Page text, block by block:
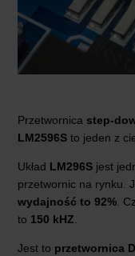
Przetwornica step-
LM2596S to jeden z
Układ LM296S jest
przetwornic na rynku.
wydajność to 92%.
to 150 kHZ.
Jest to przetwornica